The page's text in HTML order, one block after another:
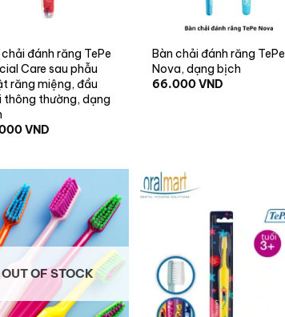
đánh răng TePe
Care sau phẫu
răng miệng, đầu
thông thường, dạng
VND
Bàn chải đánh răng TePe
Nova, dạng bịch
66.000VND
OUT OF STOCK